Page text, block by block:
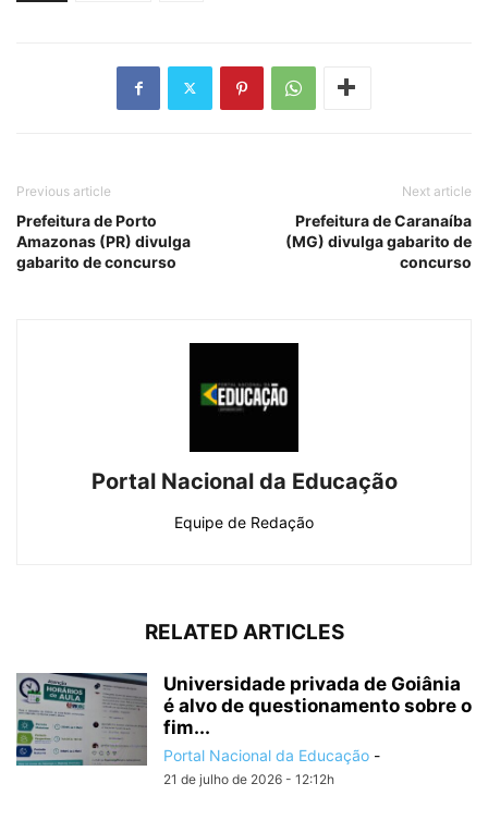
Previous article
Prefeitura de Porto
Amazonas (PR) divulga
gabarito de concurso
Next article
Prefeitura de Caranaíba
(MG) divulga gabarito de
concurso
Portal Nacional da Educação
Equipe de Redação
RELATED ARTICLES
Universidade privada de Goiânia
é alvo de questionamento sobre o
fim...
Portal Nacional da Educação -
21 de julho de 2026 - 12:12h